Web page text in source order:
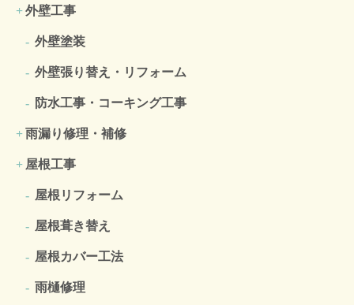
外壁工事
外壁塗装
外壁張り替え・リフォーム
防水工事・コーキング工事
雨漏り修理・補修
屋根工事
屋根リフォーム
屋根葺き替え
屋根カバー工法
雨樋修理